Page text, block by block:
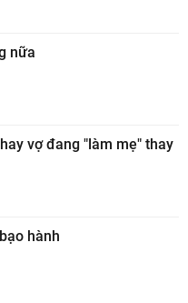
nữa
vợ đang "làm mẹ" thay
hành